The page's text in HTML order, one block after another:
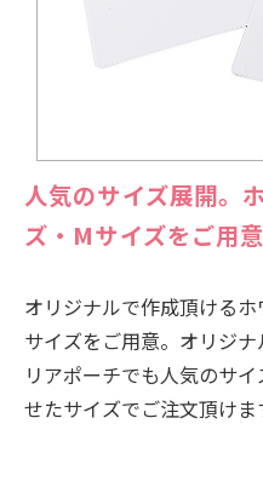
人気のサイズ展開。
ズ・Mサイズをご用意
オリジナルで作成頂ける
サイズをご用意。オリジ
リアポーチでも人気のサ
せたサイズでご注文頂けま